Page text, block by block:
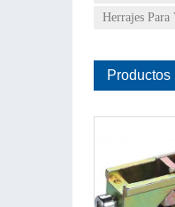
Herrajes Para